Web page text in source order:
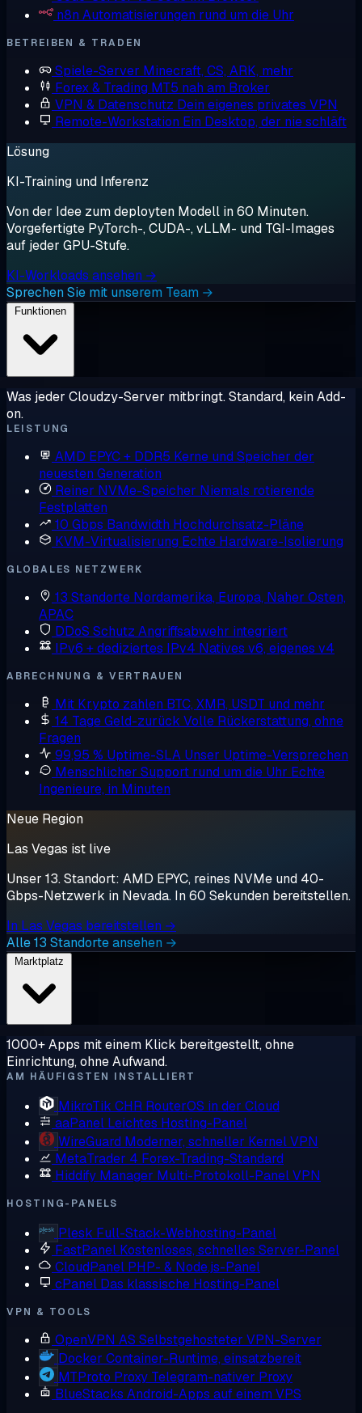
n8n Automatisierungen rund um die Uhr
BETREIBEN & TRADEN
Spiele-Server Minecraft, CS, ARK, mehr
Forex & Trading MT5 nah am Broker
VPN & Datenschutz Dein eigenes privates VPN
Remote-Workstation Ein Desktop, der nie schläft
Lösung
KI-Training und Inferenz
Von der Idee zum deployten Modell in 60 Minuten.
Vorgefertigte PyTorch-, CUDA-, vLLM- und TGI-Images
auf jeder GPU-Stufe.
KI-Workloads ansehen →
Sprechen Sie mit unserem Team →
Was jeder Cloudzy-Server mitbringt. Standard, kein Add-
on.
LEISTUNG
AMD EPYC + DDR5 Kerne und Speicher der
neuesten Generation
Reiner NVMe-Speicher Niemals rotierende
Festplatten
10 Gbps Bandwidth Hochdurchsatz-Pläne
KVM-Virtualisierung Echte Hardware-Isolierung
GLOBALES NETZWERK
13 Standorte Nordamerika, Europa, Naher Osten,
APAC
DDoS Schutz Angriffsabwehr integriert
IPv6 + dediziertes IPv4 Natives v6, eigenes v4
ABRECHNUNG & VERTRAUEN
Mit Krypto zahlen BTC, XMR, USDT und mehr
14 Tage Geld-zurück Volle Rückerstattung, ohne
Fragen
99,95 % Uptime-SLA Unser Uptime-Versprechen
Menschlicher Support rund um die Uhr Echte
Ingenieure, in Minuten
Neue Region
Las Vegas ist live
Unser 13. Standort: AMD EPYC, reines NVMe und 40-
Gbps-Netzwerk in Nevada. In 60 Sekunden bereitstellen.
In Las Vegas bereitstellen →
Alle 13 Standorte ansehen →
1000+ Apps mit einem Klick bereitgestellt, ohne
Einrichtung, ohne Aufwand.
AM HÄUFIGSTEN INSTALLIERT
MikroTik CHR RouterOS in der Cloud
aaPanel Leichtes Hosting-Panel
WireGuard Moderner, schneller Kernel VPN
MetaTrader 4 Forex-Trading-Standard
Hiddify Manager Multi-Protokoll-Panel VPN
HOSTING-PANELS
Plesk Full-Stack-Webhosting-Panel
FastPanel Kostenloses, schnelles Server-Panel
CloudPanel PHP- & Node.js-Panel
cPanel Das klassische Hosting-Panel
VPN & TOOLS
OpenVPN AS Selbstgehosteter VPN-Server
Docker Container-Runtime, einsatzbereit
MTProto Proxy Telegram-nativer Proxy
BlueStacks Android-Apps auf einem VPS